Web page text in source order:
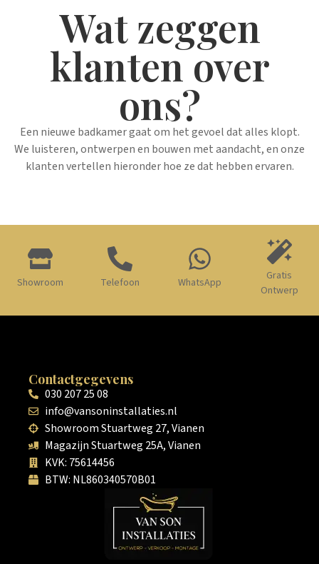
Wat zeggen
klanten over
ons?
Een nieuwe badkamer gaat om het gevoel dat alles klopt.
We luisteren, ontwerpen en bouwen met aandacht, en onze
klanten vertellen hieronder hoe ze dat hebben ervaren.
Showroom Telefoon WhatsApp
Gratis
Ontwerp
Contactgegevens
030 207 25 08
info@vansoninstallaties.nl
Showroom Stuartweg 27, Vianen
Magazijn Stuartweg 25A, Vianen
KVK: 75614456
BTW: NL860340570B01